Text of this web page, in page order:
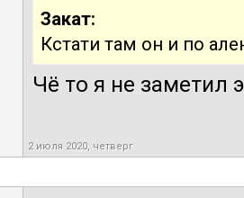
Закат:
Кстати там он и по
Чё то я не заметил
2 июля 2020, четверг